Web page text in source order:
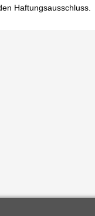
Haftungsausschluss.